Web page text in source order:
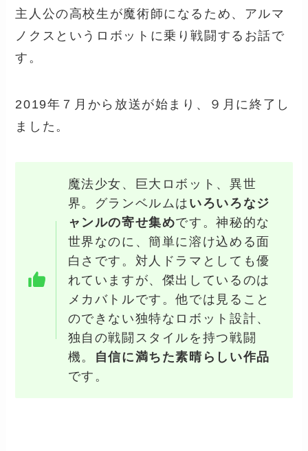
主人公の高校生が魔術師になるため、アルマ
ノクスというロボットに乗り戦闘するお話で
す。
2019年７月から放送が始まり、９月に終了し
ました。
魔法少女、巨大ロボット、異世
界。グランベルムは いろいろなジ
ャンルの寄せ集めです。神秘的な
世界なのに、簡単に溶け込める面
白さです。対人ドラマとしても優
れていますが、傑出しているのは
メカバトルです。他では見ること
のできない独特なロボット設計、
独自の戦闘スタイルを持つ戦闘
機。
自信に満ちた素晴らしい作品
です。